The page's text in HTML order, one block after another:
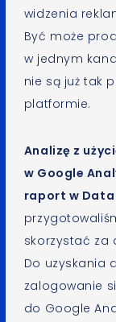
widzenia
Być może
w jednym
nie są już tak
platformie.
Analizę z
w Google
raport w
skorzystać za
Do uzyskania
zalogowanie
do Google